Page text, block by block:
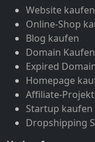
Website kaufen
Online-Shop
Blog kaufen
Domain Kaufen
Expired
Homepage
Affiliate-
Startup kaufen
Dropshipping